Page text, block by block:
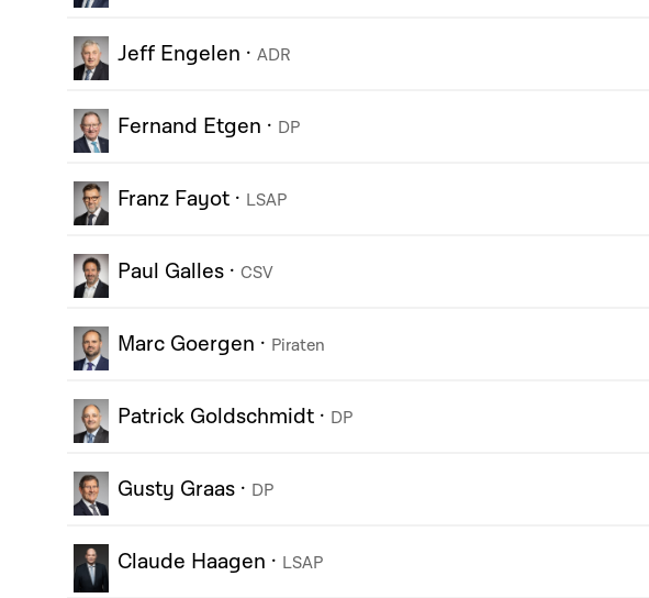
Jeff Engelen · ADR
Fernand Etgen · DP
Franz Fayot · LSAP
Paul Galles · CSV
Marc Goergen · Piraten
Patrick Goldschmidt · DP
Gusty Graas · DP
Claude Haagen · LSAP